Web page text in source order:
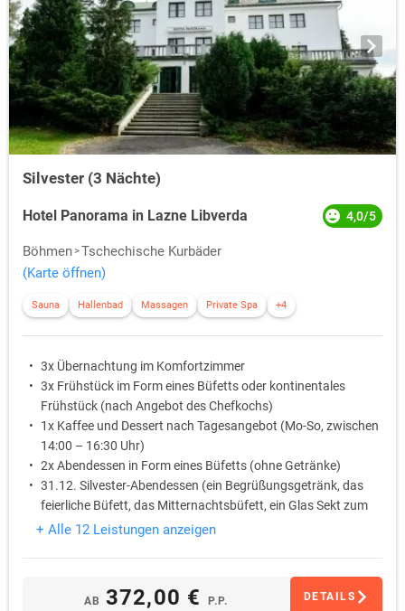
Silvester (3 Nächte)
Hotel Panorama in Lazne Libverda 4,0/5
Böhmen Tschechische Kurbäder
(Karte öffnen)
Sauna Hallenbad Massagen Private Spa +4
3x Übernachtung im Komfortzimmer
3x Frühstück im Form eines Büfetts oder kontinentales
Frühstück (nach Angebot des Chefkochs)
1x Kaffee und Dessert nach Tagesangebot (Mo-So, zwischen
14:00 – 16:30 Uhr)
2x Abendessen in Form eines Büfetts (ohne Getränke)
31.12. Silvester-Abendessen (ein Begrüßungsgetränk, das
feierliche Büfett, das Mitternachtsbüfett, ein Glas Sekt zum
Neujahrs-Prosit, Live-Musik zum Tanz und Hören, mit
+ Alle 12 Leistungen anzeigen
AB 372,00 € P.P. DETAILS